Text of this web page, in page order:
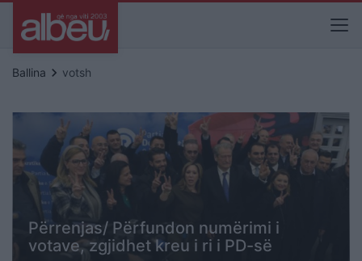
Ballina keyboard_arrow_right votsh
Përrenjas/ Përfundon numërimi i
votave, zgjidhet kreu i ri i PD-së